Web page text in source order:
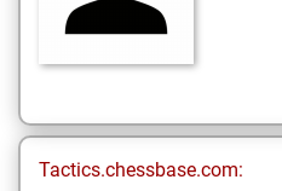
Tactics.chessbase.com: